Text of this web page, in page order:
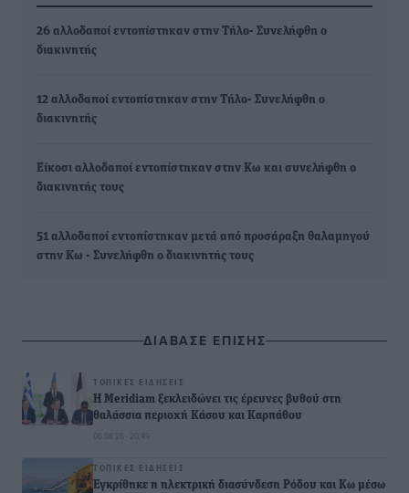
26 αλλοδαποί εντοπίστηκαν στην Τήλο- Συνελήφθη ο
διακινητής
12 αλλοδαποί εντοπίστηκαν στην Τήλο- Συνελήφθη ο
διακινητής
Είκοσι αλλοδαποί εντοπίστηκαν στην Κω και συνελήφθη ο
διακινητής τους
51 αλλοδαποί εντοπίστηκαν μετά από προσάραξη θαλαμηγού
στην Κω - Συνελήφθη ο διακινητής τους
ΔΙΑΒΑΣΕ ΕΠΙΣΗΣ
ΤΟΠΙΚΈΣ ΕΙΔΉΣΕΙΣ
Η Meridiam ξεκλειδώνει τις έρευνες βυθού στη
θαλάσσια περιοχή Κάσου και Καρπάθου
06.08.26 · 20:49
ΤΟΠΙΚΈΣ ΕΙΔΉΣΕΙΣ
Εγκρίθηκε η ηλεκτρική διασύνδεση Ρόδου και Κω μέσω